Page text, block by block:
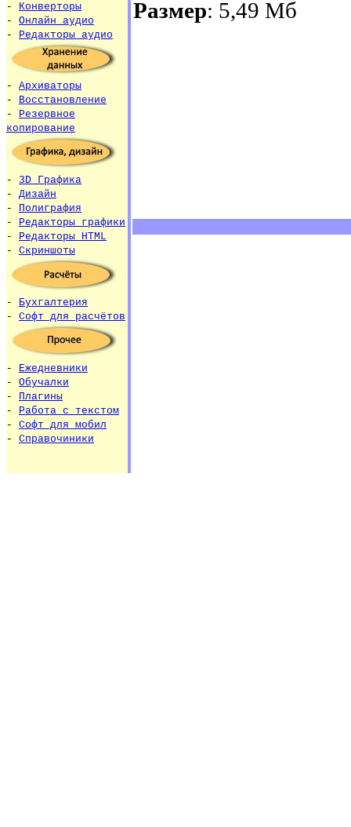
- Конверторы
- Онлайн аудио
- Редакторы аудио
- Архиваторы
- Восстановление
- Резервное
копирование
- 3D Графика
- Дизайн
- Полиграфия
- Редакторы графики
- Редакторы HTML
- Скриншоты
- Бухгалтерия
- Софт для расчётов
- Ежедневники
- Обучалки
- Плагины
- Работа с текстом
- Софт для мобил
- Справочиники
Размер: 5,49 Мб